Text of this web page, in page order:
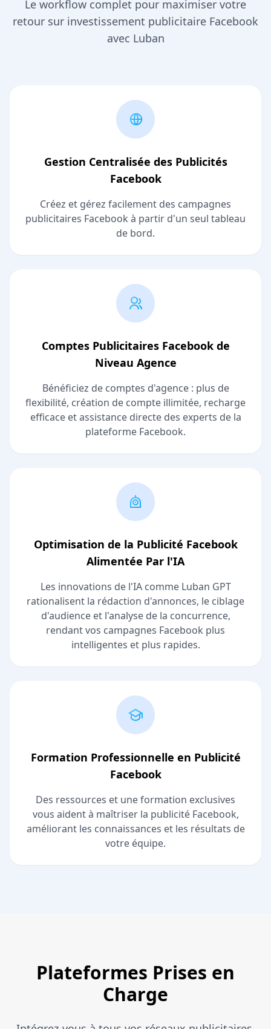
Le workflow complet pour maximiser votre
retour sur investissement publicitaire Facebook
avec Luban
Gestion Centralisée des Publicités
Facebook
Créez et gérez facilement des campagnes
publicitaires Facebook à partir d'un seul tableau
de bord.
Comptes Publicitaires Facebook de
Niveau Agence
Bénéficiez de comptes d'agence : plus de
flexibilité, création de compte illimitée, recharge
efficace et assistance directe des experts de la
plateforme Facebook.
Optimisation de la Publicité Facebook
Alimentée Par l'IA
Les innovations de l'IA comme Luban GPT
rationalisent la rédaction d'annonces, le ciblage
d'audience et l'analyse de la concurrence,
rendant vos campagnes Facebook plus
intelligentes et plus rapides.
Formation Professionnelle en Publicité
Facebook
Des ressources et une formation exclusives
vous aident à maîtriser la publicité Facebook,
améliorant les connaissances et les résultats de
votre équipe.
Plateformes Prises en
Charge